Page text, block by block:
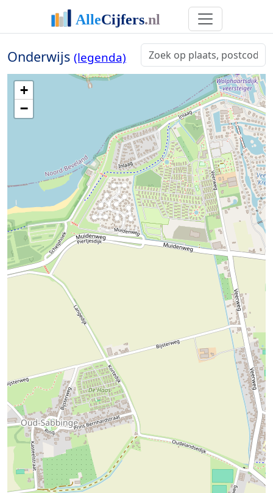
Onderwijs (legenda)
+
−